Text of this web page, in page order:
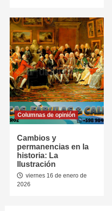
Columnas de opinión
Cambios y
permanencias en la
historia: La
Ilustración
viernes 16 de enero de
2026